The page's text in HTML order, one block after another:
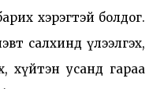
салхинд үлээлгэх,
хүйтэн усанд гараа